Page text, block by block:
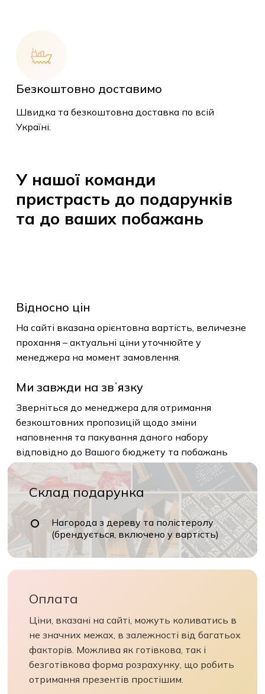
У кошику немає
Безкоштовно доставимо
Швидка та безкоштовна доставка по всій
Україні.
У нашої команди
пристрасть до подарунків
та до ваших побажань
Відносно цін
На сайті вказана орієнтовна вартість, величезне
прохання – актуальні ціни уточнюйте у
менеджера на момент замовлення.
Ми завжди на звʼязку
Зверніться до менеджера для отримання
безкоштовних пропозицій щодо зміни
наповнення та пакування даного набору
відповідно до Вашого бюджету та побажань
Склад подарунка
Нагорода з дереву та полістеролу
(брендується, включено у вартість)
Оплата
Ціни, вказані на сайті, можуть коливатись в
не значних межах, в залежності від багатьох
факторів. Можлива як готівкова, так і
безготівкова форма розрахунку, що робить
отримання презентів простішим.